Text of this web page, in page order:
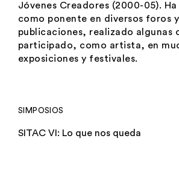
Jóvenes Creadores (2000-05).
como ponente en diversos foros y
publicaciones, realizado algunas
participado, como artista, en
exposiciones y festivales.
SIMPOSIOS
SITAC VI: Lo que nos queda